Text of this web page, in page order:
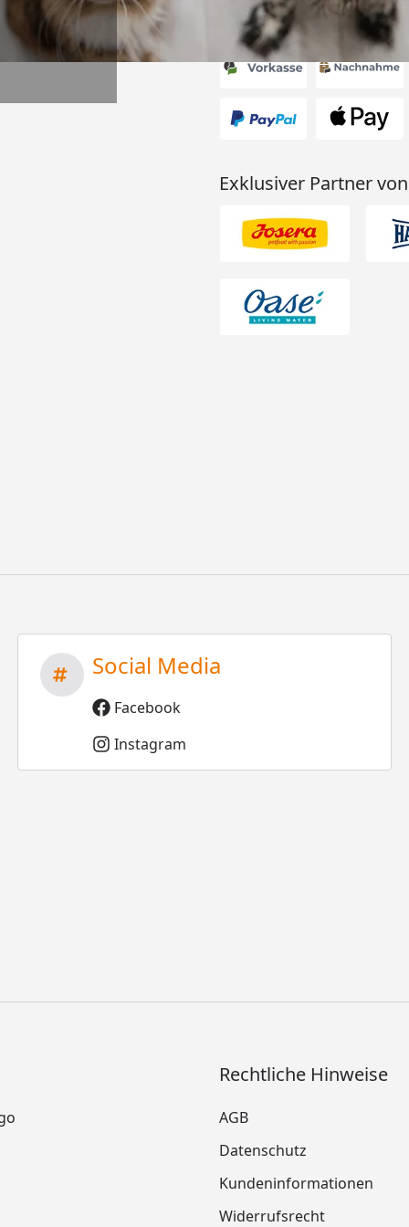
Akzeptierte
Exklusiver Partner von
Social Media
Facebook
Instagram
Rechtliche Hinweise
AGB
Datenschutz
Kundeninformationen
Widerrufsrecht